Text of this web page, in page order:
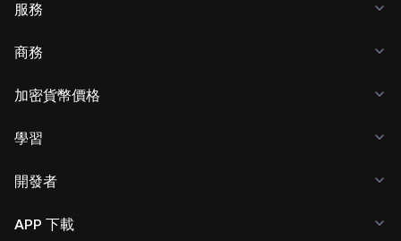
服務
商務
加密貨幣價格
學習
開發者
APP 下載